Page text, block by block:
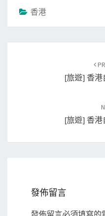
香港
[旅遊] 香
[旅遊] 香
發佈留言